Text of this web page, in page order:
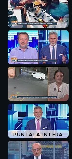
PUNTATA INTERA